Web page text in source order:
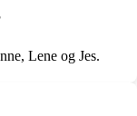
Lene og Jes.